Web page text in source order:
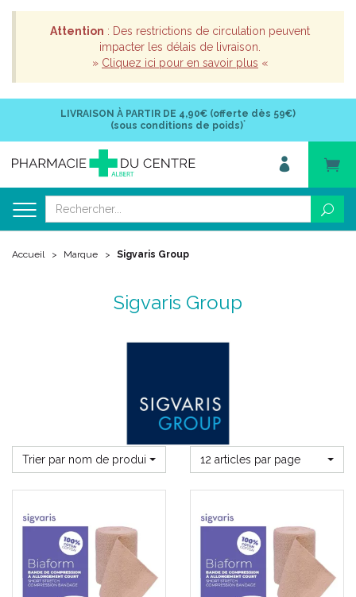
Attention : Des restrictions de circulation peuvent
impacter les délais de livraison.
» Cliquez ici pour en savoir plus «
LIVRAISON À PARTIR DE 4,90€ (offerte dès 59€)
(sous conditions de poids)*
Accueil Marque Sigvaris Group
Sigvaris Group
Trier par nom de produit 12 articles par page